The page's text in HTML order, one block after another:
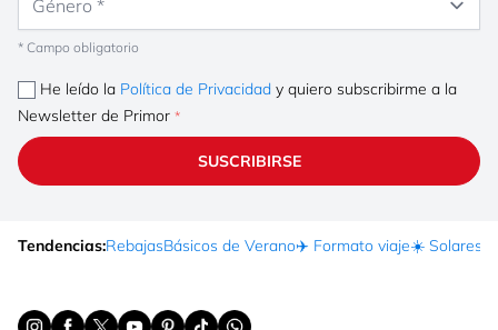
* Campo obligatorio
He leído la Política de Privacidad y quiero subscribirme a la
Newsletter de Primor
SUSCRIBIRSE
Tendencias:RebajasBásicos de Verano✈️ Formato viaje☀️ Solares